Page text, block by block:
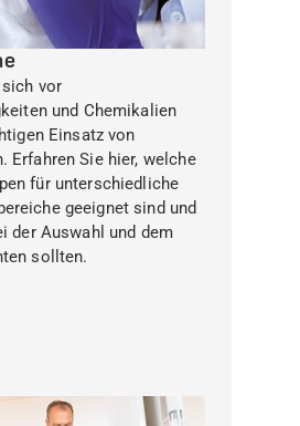
vor
und Chemikalien
Einsatz von
Erfahren Sie hier, welche
für unterschiedliche
geeignet sind und
der Auswahl und dem
sollten.